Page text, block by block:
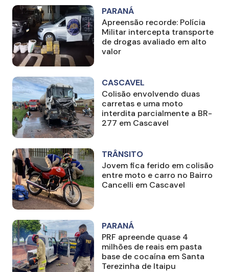
PARANÁ
Apreensão recorde: Polícia
Militar intercepta transporte
de drogas avaliado em alto
valor
CASCAVEL
Colisão envolvendo duas
carretas e uma moto
interdita parcialmente a BR-
277 em Cascavel
TRÂNSITO
Jovem fica ferido em colisão
entre moto e carro no Bairro
Cancelli em Cascavel
PARANÁ
PRF apreende quase 4
milhões de reais em pasta
base de cocaína em Santa
Terezinha de Itaipu